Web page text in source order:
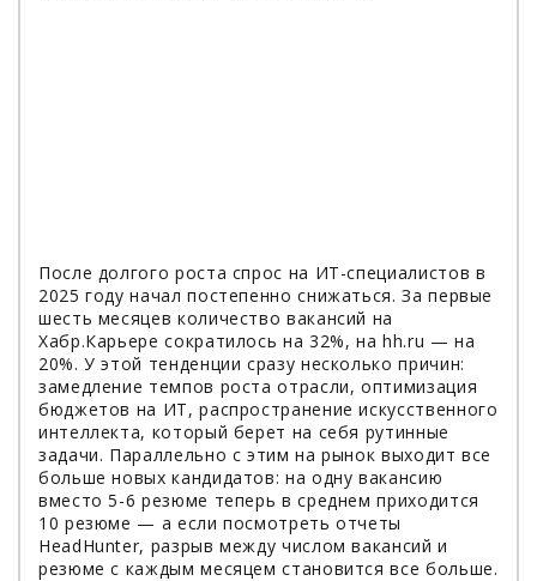
После долгого роста спрос на ИТ-специалистов в
2025 году начал постепенно снижаться. За первые
шесть месяцев количество вакансий на
Хабр.Карьере сократилось на 32%, на hh.ru — на
20%. У этой тенденции сразу несколько причин:
замедление темпов роста отрасли, оптимизация
бюджетов на ИТ, распространение искусственного
интеллекта, который берет на себя рутинные
задачи. Параллельно с этим на рынок выходит все
больше новых кандидатов: на одну вакансию
вместо 5-6 резюме теперь в среднем приходится
10 резюме — а если посмотреть отчеты
HeadHunter, разрыв между числом вакансий и
резюме с каждым месяцем становится все больше.